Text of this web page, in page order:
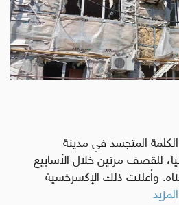
المتجسد في مدينة
للقصف مرتين خلال الأسابيع
وأعلنت ذلك الإكسرخسية